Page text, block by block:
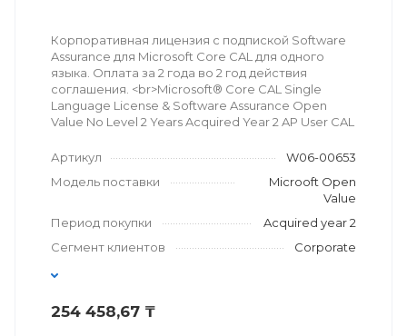
Корпоративная лицензия с подпиской Software
Assurance для Microsoft Core CAL для одного
языка. Оплата за 2 года во 2 год действия
соглашения. <br>Microsoft® Core CAL Single
Language License & Software Assurance Open
Value No Level 2 Years Acquired Year 2 AP User CAL
Артикул
W06-00653
Модель поставки
Microoft Open
Value
Период покупки
Acquired year 2
Сегмент клиентов
Corporate
254 458,67 ₸